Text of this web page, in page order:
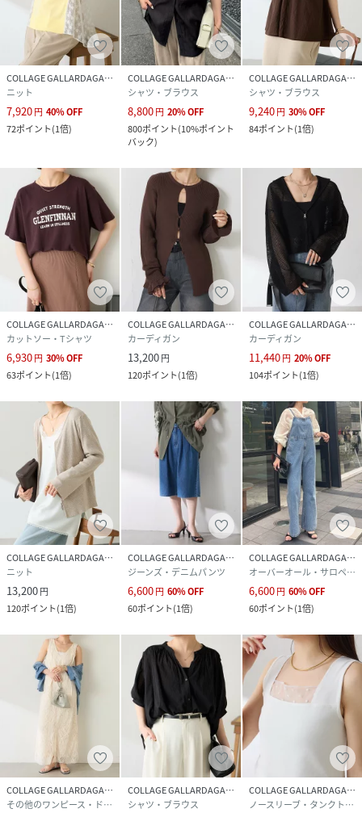
COLLAGE GALLARDAGALANTE
ニット
7,920円 40%OFF
72ポイント(1倍)
COLLAGE GALLARDAGALANTE
シャツ・ブラウス
8,800円 20%OFF
800ポイント(10%ポイント
バック)
COLLAGE GALLARDAGALANTE
シャツ・ブラウス
9,240円 30%OFF
84ポイント(1倍)
COLLAGE GALLARDAGALANTE
カットソー・Tシャツ
6,930円 30%OFF
63ポイント(1倍)
COLLAGE GALLARDAGALANTE
カーディガン
13,200円
120ポイント(1倍)
COLLAGE GALLARDAGALANTE
カーディガン
11,440円 20%OFF
104ポイント(1倍)
COLLAGE GALLARDAGALANTE
ニット
13,200円
120ポイント(1倍)
COLLAGE GALLARDAGALANTE
ジーンズ・デニムパンツ
6,600円 60%OFF
60ポイント(1倍)
COLLAGE GALLARDAGALANTE
オーバーオール・サロペット
6,600円 60%OFF
60ポイント(1倍)
COLLAGE GALLARDAGALANTE
その他のワンピース・ドレス
COLLAGE GALLARDAGALANTE
シャツ・ブラウス
COLLAGE GALLARDAGALANTE
ノースリーブ・タンクトップ